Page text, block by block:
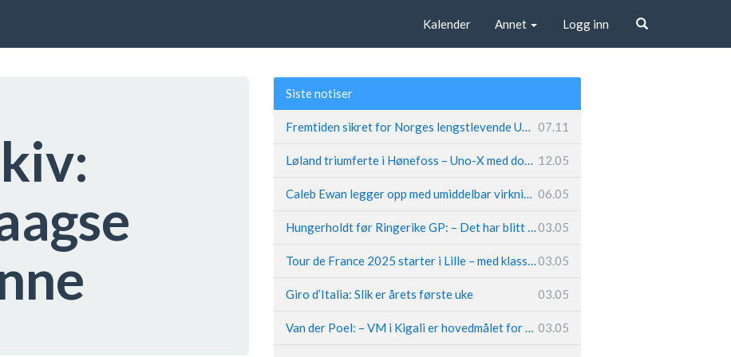
Kalender Annet Logg inn
Siste notiser
Fremtiden sikret for Norges lengstlevende UCI-lag – Kristoff trer inn i sentral rolle 07.11
Løland triumferte i Hønefoss – Uno-X med dobbeltslag på hjemmebane 12.05
Caleb Ewan legger opp med umiddelbar virkning 06.05
Hungerholdt før Ringerike GP: – Det har blitt en livsstil03.05
Tour de France 2025 starter i Lille – med klassikerpreg03.05
Giro d’Italia: Slik er årets første uke 03.05
Van der Poel: – VM i Kigali er hovedmålet for 2025 03.05